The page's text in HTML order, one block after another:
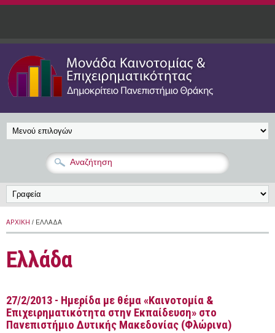
Παράκαμψη προς το κυρίως περιεχόμενο
ΑΡΧΙΚΉ / ΕΛΛΆΔΑ
Ελλάδα
27/2/2013 - Ημερίδα με θέμα «Καινοτομία &
Επιχειρηματικότητα στην Εκπαίδευση» στο
Πανεπιστήμιο Δυτικής Μακεδονίας (Φλώρινα)